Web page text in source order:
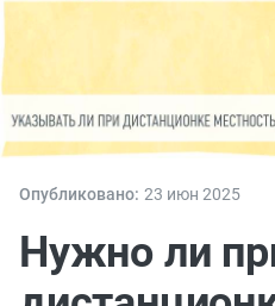
Подписан закон
Опубликовано: 23 июн 2025
Нужно ли